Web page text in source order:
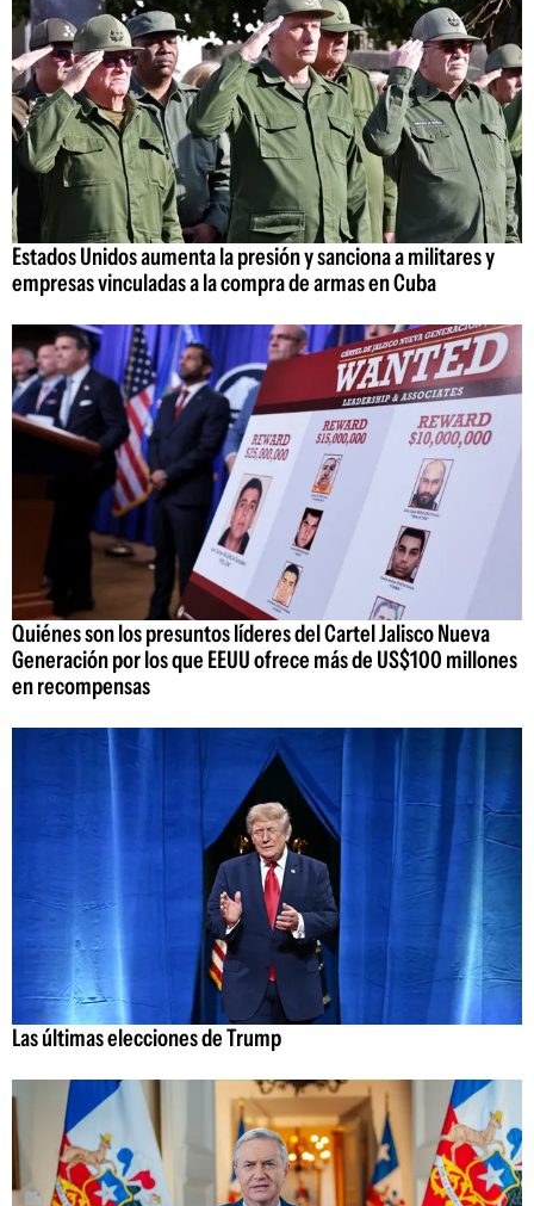
Estados Unidos aumenta la presión y sanciona a militares y
empresas vinculadas a la compra de armas en Cuba
Quiénes son los presuntos líderes del Cartel Jalisco Nueva
Generación por los que EEUU ofrece más de US$100 millones
en recompensas
Las últimas elecciones de Trump